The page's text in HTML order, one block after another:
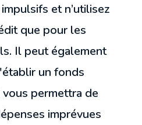
et n’utilisez
que pour les
Il peut également
un fonds
permettra de
imprévues